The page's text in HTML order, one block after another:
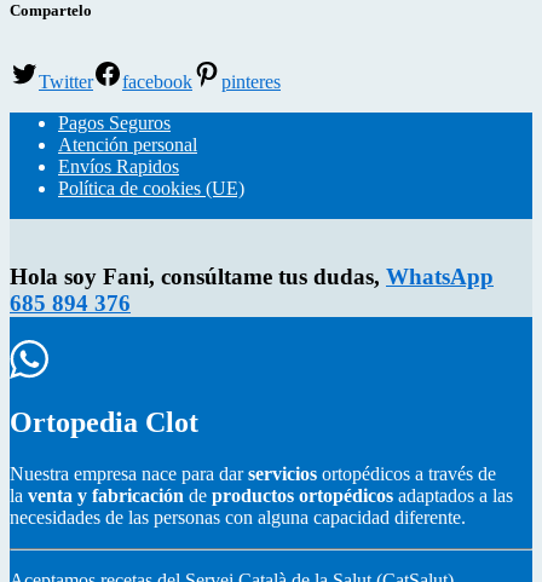
Compartelo
Twitter facebook
pinteres
Pagos Seguros
Atención personal
Envíos Rapidos
Política de cookies (UE)
Hola soy Fani, consúltame tus dudas, WhatsApp
685 894 376
Ortopedia Clot
Nuestra empresa nace para darservicios ortopédicos a través de
la venta y fabricación de productos ortopédicos adaptados a las
necesidades de las personas con alguna capacidad diferente.